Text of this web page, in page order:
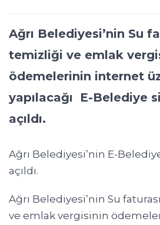
Ağrı Belediyesi’nin Su
temizliği ve emlak
ödemelerinin internet
yapılacağı E-Belediye
açıldı.
Ağrı Belediyesi’nin E-
açıldı.
Ağrı Belediyesi’nin Su
ve emlak vergisinin